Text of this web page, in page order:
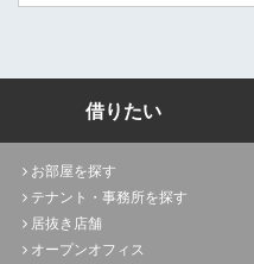
借りたい
お部屋を探す
テナント・事務所を探す
居抜き店舗
オープンオフィス